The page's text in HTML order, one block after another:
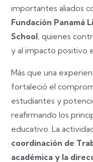
importantes aliados
Fundación Panamá
School, quienes
y al impacto positivo
Más que una
fortaleció el
estudiantes y
reafirmando los
educativo. La
coordinación de
académica y la